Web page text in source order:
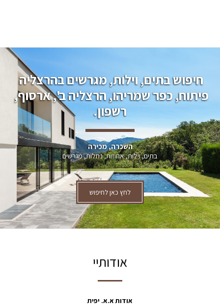
חיפוש בתים, וילות, מגרשים בהרצליה
פיתוח, כפר שמריהו, הרצליה ב', ארסוף,
רשפון.
השכרה, מכירה
בתים, וילות, אחוזות, נחלות, מגרשים
לחץ כאן לחיפוש
אודותיי
אודות א.א. יפית